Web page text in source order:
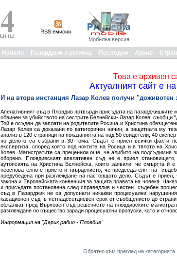
RSS емисии
Мобилна версия
Начало Пазарджик и региона Последни Архив
Това е архивен
Актуалният сайт е
И на втора инстанция Лазар Колев получи "доживотен
Апелативният съд в Пловдив потвърди присъдата на пазарджишките
обвинен за убийството на сестрите Белнейски- Лазар Колев, съобщи
Той е осъден да заплати на родителите Росица и Христина
Лазар Колев са доказани по категоричен начин, а защитната му
анализ в 120 страници на показанията на над 50 свидетели, 40
по делото са събрани в 30 тома. Съдът е приел всички факти
експертиза, според която под ноктите на Росица и в тялото на
Колев. Магистратите са преценили още, че алибито на подсъдимия
оборено. Пловдивският апелативен съд не е приел
аутопсията на Христина Белнейска, които заявили, че смъртта й
неоснователно е прието и твърдението, че председателят на
предубедена при разглеждане на настоящото дело. Съдът е
закона и Европейската конвенция за защита правата на човека.
и присъдата постановена след справедлив и честен съдебен
съд в Пазарджик не са допуснати никакви процесуални
касационен съд в петнадесетдневен срок от съобщението до
обжалват пред Върховен съд решението на пловдивските
разглеждане по същество заради процесуални пропуски, като и
Информация на "Дарик радио - Пловдив"
Обратно към преглед на категорията